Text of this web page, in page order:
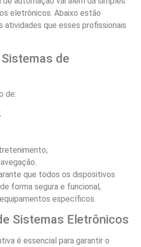
eletrônicos. Abaixo estão
atividades que esses profissionais
de
de:
que todos os dispositivos
forma segura e funcional,
específicos.
Sistemas Eletrônicos
é essencial para garantir o